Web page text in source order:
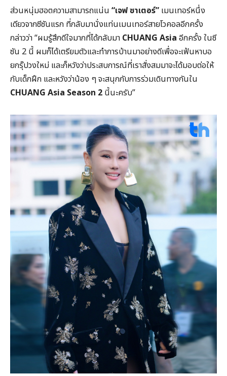
ส่วนหนุ่มฮอตความสามารถแน่น “เจฟ ซาเตอร์” เมนเทอร์หนึ่ง
เดียวจากซีซันแรก ที่กลับมานั่งแท่นเมนเทอร์สายโวคอลอีกครั้ง
กล่าวว่า “ผมรู้สึกดีใจมากที่ได้กลับมา CHUANG Asia อีกครั้ง ในซี
ซัน 2 นี้ ผมก็ได้เตรียมตัวและทำการบ้านมาอย่างดีเพื่อจะเฟ้นหาบอ
ยกรุ๊ปวงใหม่ และก็หวังว่าประสบการณ์ที่เราสั่งสมมาจะได้มอบต่อให้
กับเด็กฝึก และหวังว่าน้อง ๆ จะสนุกกับการร่วมเดินทางกันใน
CHUANG Asia Season 2 นี้นะครับ”